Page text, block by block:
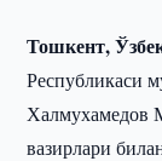
Тошкент,
Республикаси
Халмухамедов
вазирлари